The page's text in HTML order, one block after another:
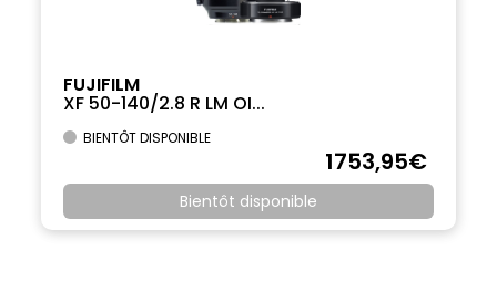
FUJIFILM
XF 50-140/2.8 R LM OI...
BIENTÔT DISPONIBLE
1753,95€
Bientôt disponible